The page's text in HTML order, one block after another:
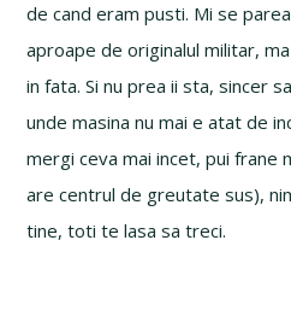
de cand eram pusti. Mi se
aproape de originalul militar,
in fata. Si nu prea ii sta, sincer
unde masina nu mai e atat de
mergi ceva mai incet, pui frane
are centrul de greutate sus),
tine, toti te lasa sa treci.